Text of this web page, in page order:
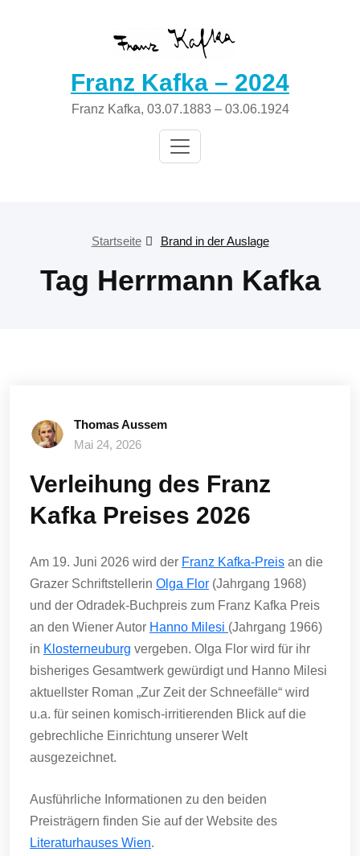
Franz Kafka – 2024
Franz Kafka, 03.07.1883 – 03.06.1924
Startseite Brand in der Auslage
Tag Herrmann Kafka
Thomas Aussem
Mai 24, 2026
Verleihung des Franz
Kafka Preises 2026
Am 19. Juni 2026 wird der Franz Kafka-Preis an die
Grazer Schriftstellerin Olga Flor (Jahrgang 1968)
und der Odradek-Buchpreis zum Franz Kafka Preis
an den Wiener Autor Hanno Milesi (Jahrgang 1966)
in Klosterneuburg vergeben. Olga Flor wird für ihr
bisheriges Gesamtwerk gewürdigt und Hanno Milesi
aktuellster Roman „Zur Zeit der Schneefälle“ wird
u.a. für seinen komisch-irritierenden Blick auf die
gebrechliche Einrichtung unserer Welt
ausgezeichnet.
Ausführliche Informationen zu den beiden
Preisträgern finden Sie auf der Website des
Literaturhauses Wien.